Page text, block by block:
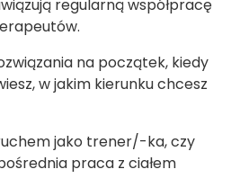
regularną współpracę
na początek, kiedy
w jakim kierunku chcesz
jako trener/-ka, czy
praca z ciałem